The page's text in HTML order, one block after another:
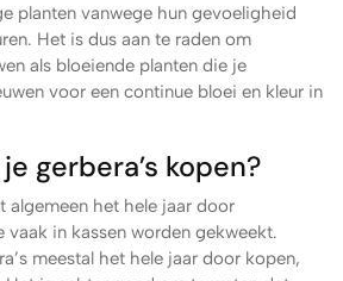
planten vanwege hun gevoeligheid
Het is dus aan te raden om
als bloeiende planten die je
voor een continue bloei en kleur in
gerbera’s kopen?
algemeen het hele jaar door
in kassen worden gekweekt.
meestal het hele jaar door kopen,